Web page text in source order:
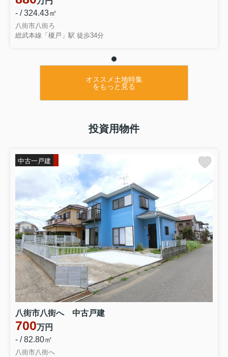
- / 324.43㎡
八街市八街ろ
総武本線「榎戸」駅 徒歩34分
オススメ土地特集
をもっと見る
投資用物件
中古一戸建
八街市八街へ 中古戸建
700万円
- / 82.80㎡
八街市八街へ